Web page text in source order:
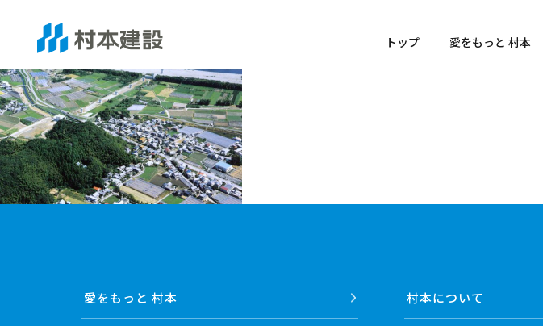
トップ 愛をもっと 村本
愛をもっと 村本 村本について